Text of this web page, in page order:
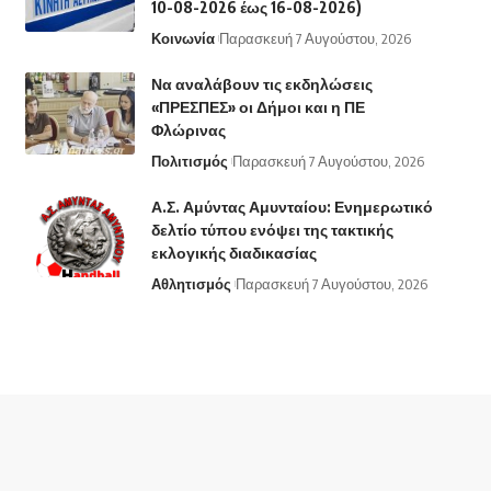
10-08-2026 έως 16-08-2026)
Κοινωνία Παρασκευή 7 Αυγούστου, 2026
Να αναλάβουν τις εκδηλώσεις
«ΠΡΕΣΠΕΣ» οι Δήμοι και η ΠΕ
Φλώρινας
Πολιτισμός Παρασκευή 7 Αυγούστου, 2026
Α.Σ. Αμύντας Αμυνταίου: Ενημερωτικό
δελτίο τύπου ενόψει της τακτικής
εκλογικής διαδικασίας
Αθλητισμός Παρασκευή 7 Αυγούστου, 2026